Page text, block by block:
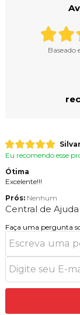
Baseado
Eu recomendo esse
Ótima
Excelente!!!
Prós: Nenhum
Central de Ajuda
Faça uma pergunta